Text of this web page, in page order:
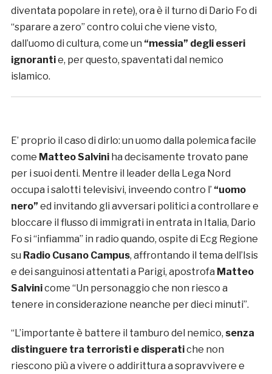
diventata popolare in rete), ora è il turno di Dario Fo di
“sparare a zero” contro colui che viene visto,
dall’uomo di cultura, come un “messia” degli esseri
ignorantie, per questo, spaventati dal nemico
islamico.
E’ proprio il caso di dirlo: un uomo dalla polemica facile
come Matteo Salviniha decisamente trovato pane
per i suoi denti. Mentre il leader della Lega Nord
occupa i salotti televisivi, inveendo contro l’ “uomo
nero” ed invitando gli avversari politici a controllare e
bloccare il flusso di immigrati in entrata in Italia, Dario
Fo si “infiamma” in radio quando, ospite di Ecg Regione
su Radio Cusano Campus, affrontando il tema dell’Isis
e dei sanguinosi attentati a Parigi, apostrofa Matteo
Salvinicome “Un personaggio che non riesco a
tenere in considerazione neanche per dieci minuti”.
“L’importante è battere il tamburo del nemico, senza
distinguere tra terroristi e disperatiche non
riescono più a vivere o addirittura a sopravvivere e